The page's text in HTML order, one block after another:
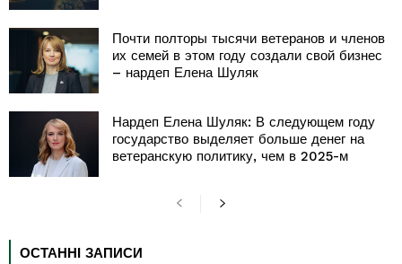
Почти полторы тысячи ветеранов и членов
их семей в этом году создали свой бизнес
– нардеп Елена Шуляк
Нардеп Елена Шуляк: В следующем году
государство выделяет больше денег на
ветеранскую политику, чем в 2025-м
ОСТАННІ ЗАПИСИ